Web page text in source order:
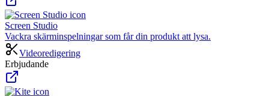
Screen Studio
Vackra skärminspelningar som får din produkt att lysa.
Videoredigering
Erbjudande